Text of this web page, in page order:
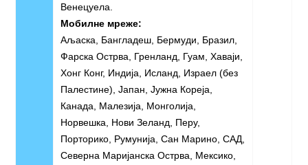
Венецуела.
Мобилне мреже:
Аљаска, Бангладеш, Бермуди, Бразил,
Фарска Острва, Гренланд, Гуам, Хаваји,
Хонг Конг, Индија, Исланд, Израел (без
Палестине), Јапан, Јужна Кореја,
Канада, Малезија, Монголија,
Норвешка, Нови Зеланд, Перу,
Порторико, Румунија, Сан Марино, САД,
Северна Маријанска Острва, Мексико,